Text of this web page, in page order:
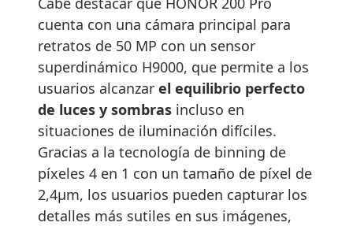
cuenta con una cámara principal para
retratos de 50 MP con un sensor
superdinámico H9000, que permite a los
usuarios alcanzar el equilibrio perfecto
de luces y sombras incluso en
situaciones de iluminación difíciles.
Gracias a la tecnología de binning de
píxeles 4 en 1 con un tamaño de píxel de
2,4μm, los usuarios pueden capturar los
detalles más sutiles en sus imágenes,